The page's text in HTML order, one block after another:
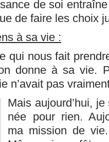
de soi
de faire les choix
à sa vie :
qui nous fait
donne à sa vie.
n’avait pas
Mais aujourd’hui,
née pour rien.
ma mission de